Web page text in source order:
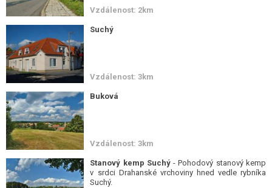
Vzdálenost: 2km
Suchý
Vzdálenost: 3km
Buková
Vzdálenost: 3km
Stanový kemp Suchý- Pohodový stanový kemp
v srdci Drahanské vrchoviny hned vedle rybníka
Suchý.